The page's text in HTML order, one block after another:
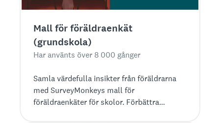
Mall för föräldraenkät
(grundskola)
Har använts över 8 000 gånger
Samla värdefulla insikter från föräldrarna
med SurveyMonkeys mall för
föräldraenkäter för skolor. Förbättra